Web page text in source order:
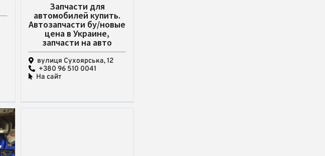
Запчасти для
автомобилей купить.
Автозапчасти бу/новые
цена в Украине,
запчасти на авто
вулиця Сухоярська, 12
+380 96 510 0041
На сайт